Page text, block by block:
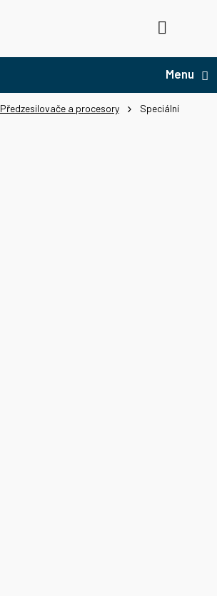
Předzesilovače a procesory
Speciální